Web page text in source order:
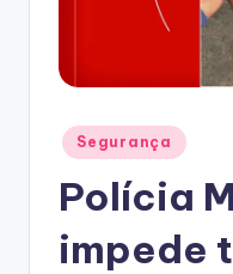
Posted
in
Segurança
Polícia
impede